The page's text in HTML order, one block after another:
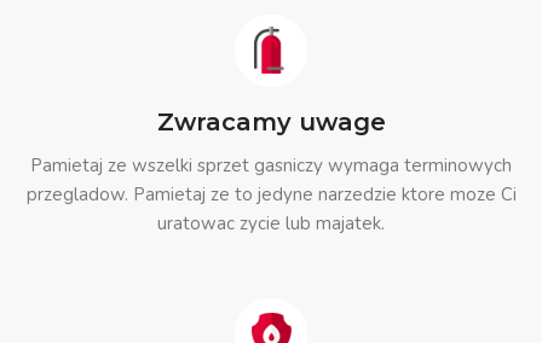
Zwracamy uwage
Pamietaj ze wszelki sprzet gasniczy wymaga terminowych
przegladow. Pamietaj ze to jedyne narzedzie ktore moze Ci
uratowac zycie lub majatek.